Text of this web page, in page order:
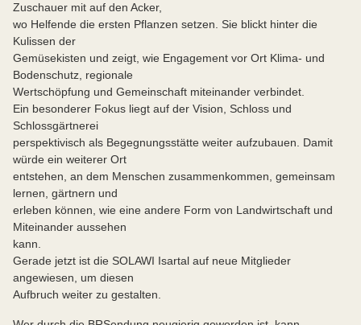
Zuschauer mit auf den Acker,
wo Helfende die ersten Pflanzen setzen. Sie blickt hinter die
Kulissen der
Gemüsekisten und zeigt, wie Engagement vor Ort Klima- und
Bodenschutz, regionale
Wertschöpfung und Gemeinschaft miteinander verbindet.
Ein besonderer Fokus liegt auf der Vision, Schloss und
Schlossgärtnerei
perspektivisch als Begegnungsstätte weiter aufzubauen. Damit
würde ein weiterer Ort
entstehen, an dem Menschen zusammenkommen, gemeinsam
lernen, gärtnern und
erleben können, wie eine andere Form von Landwirtschaft und
Miteinander aussehen
kann.
Gerade jetzt ist die SOLAWI Isartal auf neue Mitglieder
angewiesen, um diesen
Aufbruch weiter zu gestalten.